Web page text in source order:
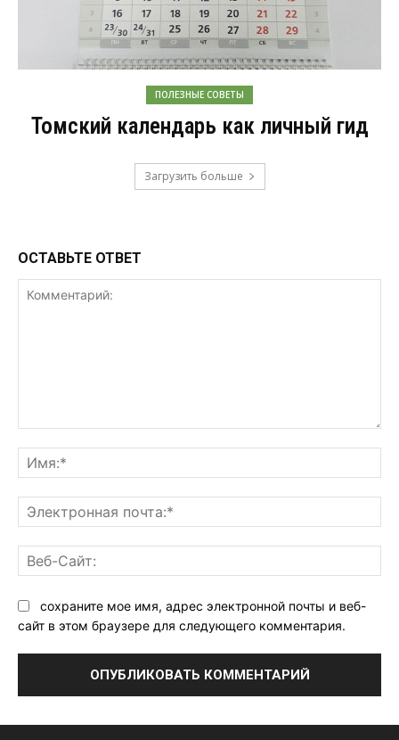
ПОЛЕЗНЫЕ СОВЕТЫ
Томский календарь как личный гид
Загрузить больше
ОСТАВЬТЕ ОТВЕТ
сохраните мое имя, адрес электронной почты и веб-
сайт в этом браузере для следующего комментария.